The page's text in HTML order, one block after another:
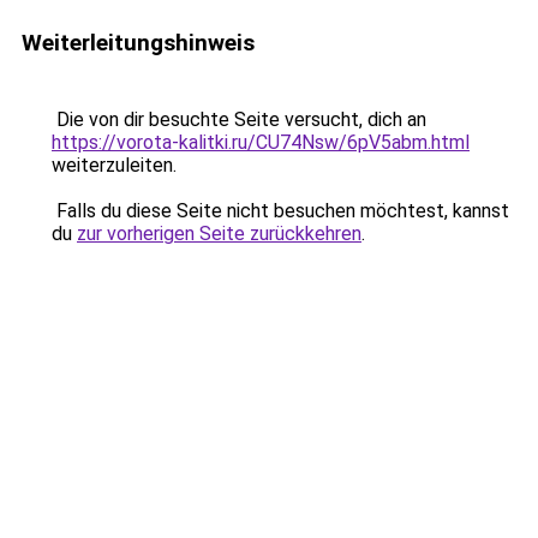
Weiterleitungshinweis
Die von dir besuchte Seite versucht, dich an
https://vorota-kalitki.ru/CU74Nsw/6pV5abm.html
weiterzuleiten.
Falls du diese Seite nicht besuchen möchtest, kannst
du zur vorherigen Seite zurückkehren.